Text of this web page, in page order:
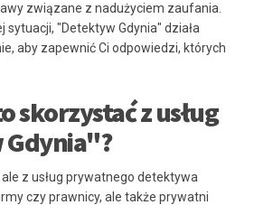
związane z nadużyciem zaufania.
sytuacji, "Detektyw Gdynia" działa
aby zapewnić Ci odpowiedzi, których
skorzystać z usług
z usług prywatnego detektywa
czy prawnicy, ale także prywatni